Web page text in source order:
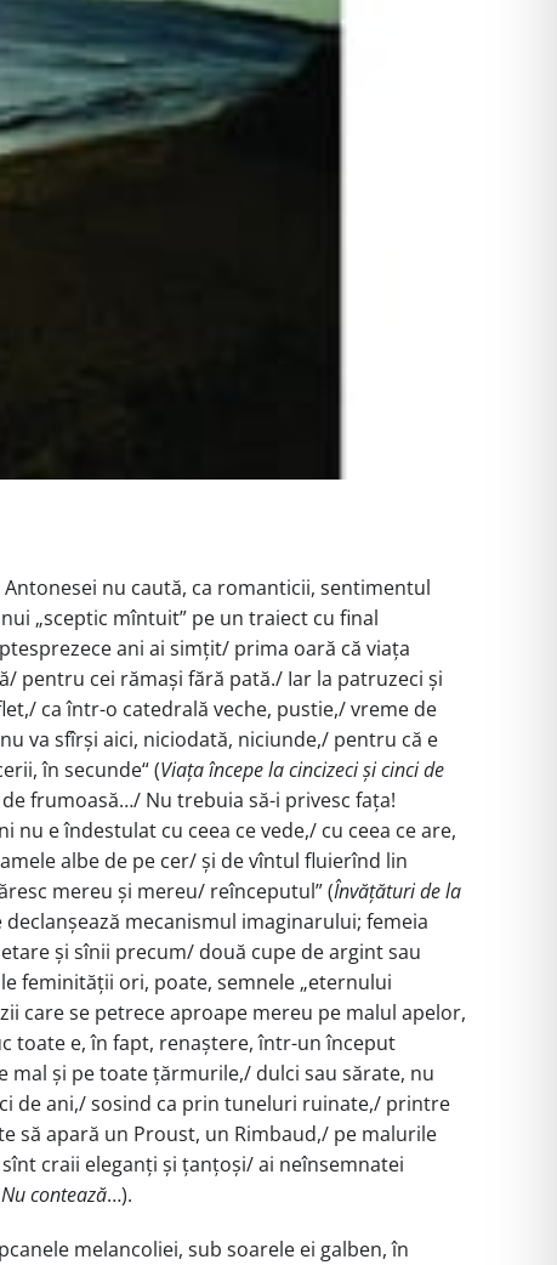
Antonesei nu caută, ca romanticii, sentimentul
„sceptic mîntuit” pe un traiect cu final
ani ai simțit/ prima oară că viața
pentru cei rămași fără pată./ Iar la patruzeci și
ca într-o catedrală veche, pustie,/ vreme de
va sfîrși aici, niciodată, niciunde,/ pentru că e
în secunde“ (Viața începe la cincizeci și cinci de
frumoasă…/ Nu trebuia să-i privesc fața!
e îndestulat cu ceea ce vede,/ cu ceea ce are,
albe de pe cer/ și de vîntul fluierînd lin
mereu și mereu/ reînceputul” (Învățături de la
mecanismul imaginarului; femeia
și sînii precum/ două cupe de argint sau
feminității ori, poate, semnele „eternului
care se petrece aproape mereu pe malul apelor,
toate e, în fapt, renaștere, într-un început
mal și pe toate țărmurile,/ dulci sau sărate, nu
de ani,/ sosind ca prin tuneluri ruinate,/ printre
să apară un Proust, un Rimbaud,/ pe malurile
craii eleganți și țanțoși/ ai neînsemnatei
Nu contează…).
melancoliei, sub soarele ei galben, în